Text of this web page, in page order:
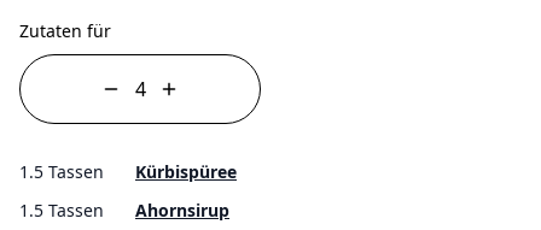
Zutaten für
1.5 Tassen
Kürbispüree
1.5 Tassen
Ahornsirup